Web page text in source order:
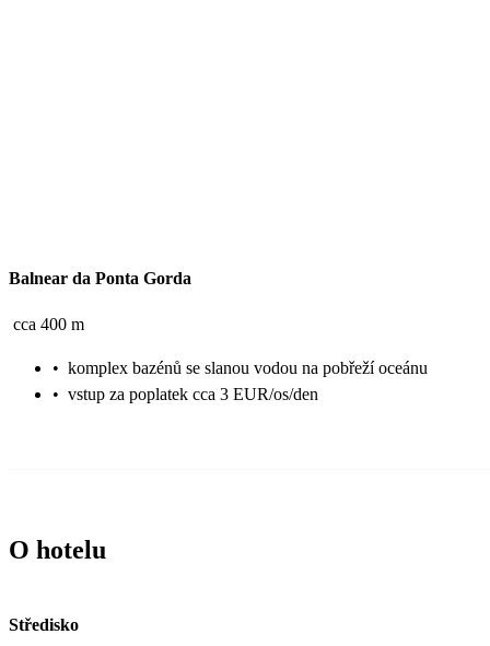
Balnear da Ponta Gorda
cca 400 m
• komplex bazénů se slanou vodou na pobřeží oceánu
• vstup za poplatek cca 3 EUR/os/den
O hotelu
Středisko